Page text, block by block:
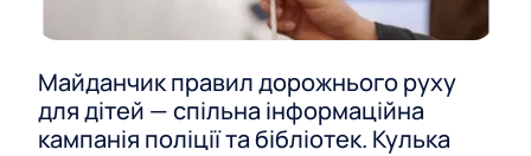
Майданчик правил дорожнього руху
для дітей — спільна інформаційна
кампанія поліції та бібліотек. Кулька